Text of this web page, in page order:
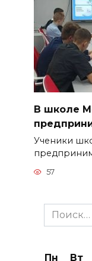
В школе
Ученики
57
Search
for:
Пн Вт